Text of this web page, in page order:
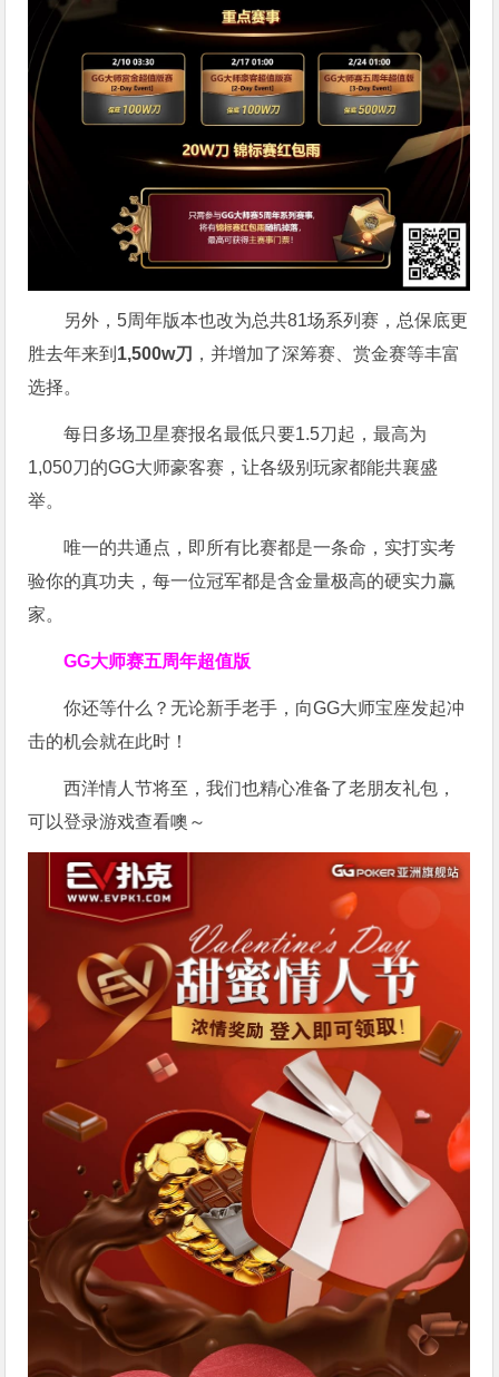
另外，5周年版本也改为总共81场系列赛，总保底更
胜去年来到 1,500w刀 ，并增加了深筹赛、赏金赛等丰富
选择。
每日多场卫星赛报名最低只要1.5刀起，最高为
1,050刀的GG大师豪客赛，让各级别玩家都能共襄盛
举。
唯一的共通点，即所有比赛都是一条命，实打实考
验你的真功夫，每一位冠军都是含金量极高的硬实力赢
家。
GG大师赛五周年超值版
你还等什么？无论新手老手，向GG大师宝座发起冲
击的机会就在此时！
西洋情人节将至，我们也精心准备了老朋友礼包，
可以登录游戏查看噢～